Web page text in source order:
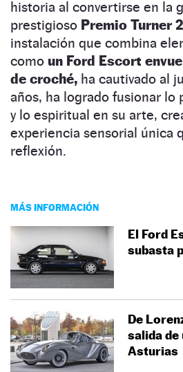
historia al convertirse en la
prestigioso Premio Turner
instalación que combina
como un Ford Escort
de croché, ha cautivado al
años, ha logrado fusionar lo
y lo espiritual en su arte,
experiencia sensorial única
reflexión.
MÁS INFORMACIÓN
El Ford
subasta
De
salida de
Asturias